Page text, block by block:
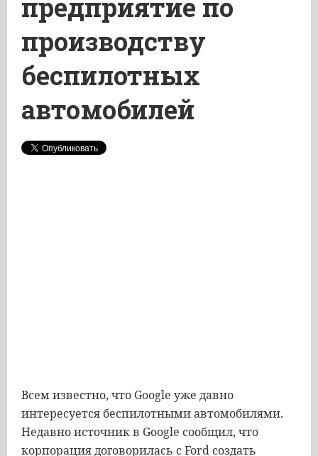
предприятие по
производству
беспилотных
автомобилей
Всем известно, что Google уже давно
интересуется беспилотными автомобилями.
Недавно источник в Google сообщил, что
корпорация договорилась с Ford создать